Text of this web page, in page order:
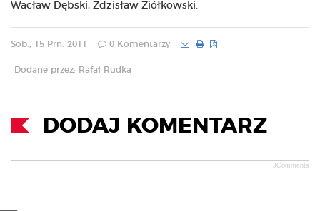
Wacław Dębski, Zdzisław Ziółkowski.
Sob., 15 Prn. 2011 0 Komentarzy
Dodane przez: Rafał Rudka
DODAJ KOMENTARZ
JComments